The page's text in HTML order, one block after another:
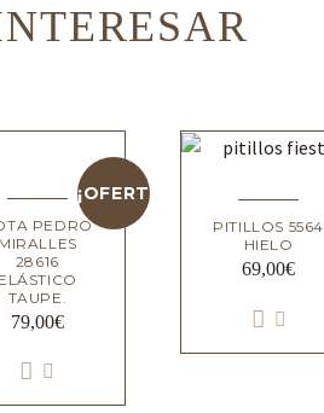
¡OFERTA!
PEDRO
MIRALLES
28616
ELÁSTICO
TAUPE.
79,00€
PITILLOS 5564
HIELO
69,00€